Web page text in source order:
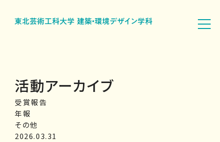
活動アーカイブ
受賞報告
年報
その他
2026.03.31